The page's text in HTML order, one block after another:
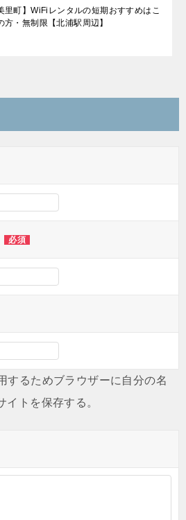
里町】WiFiレンタルの短期おすすめはこ
方・無制限【北浦駅周辺】
必須
するためブラウザーに自分の名
トを保存する。